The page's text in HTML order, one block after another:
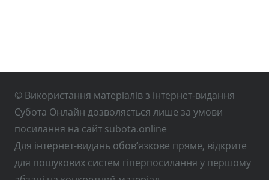
© Використання матеріалів з інтернет-видання
Субота Онлайн дозволяється лише за умови
посилання на сайт subota.online
Для інтернет-видань обов’язкове пряме, відкрите
для пошукових систем гіперпосилання у першому